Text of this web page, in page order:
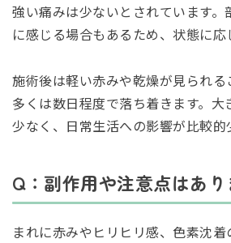
強い痛みは少ないとされています。
に感じる場合もあるため、状態に応
施術後は軽い赤みや乾燥が見られる
多くは数日程度で落ち着きます。大
少なく、日常生活への影響が比較的
Q：副作用や注意点はあり
まれに赤みやヒリヒリ感、色素沈